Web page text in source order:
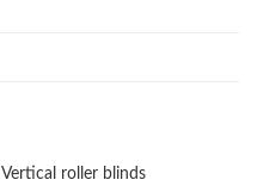
Vertical roller blinds